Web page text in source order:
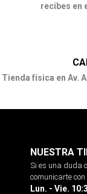
recibes en
Tienda física en Av.
NUESTRA
Si es una duda
comunicarte
Lun. - Vie.